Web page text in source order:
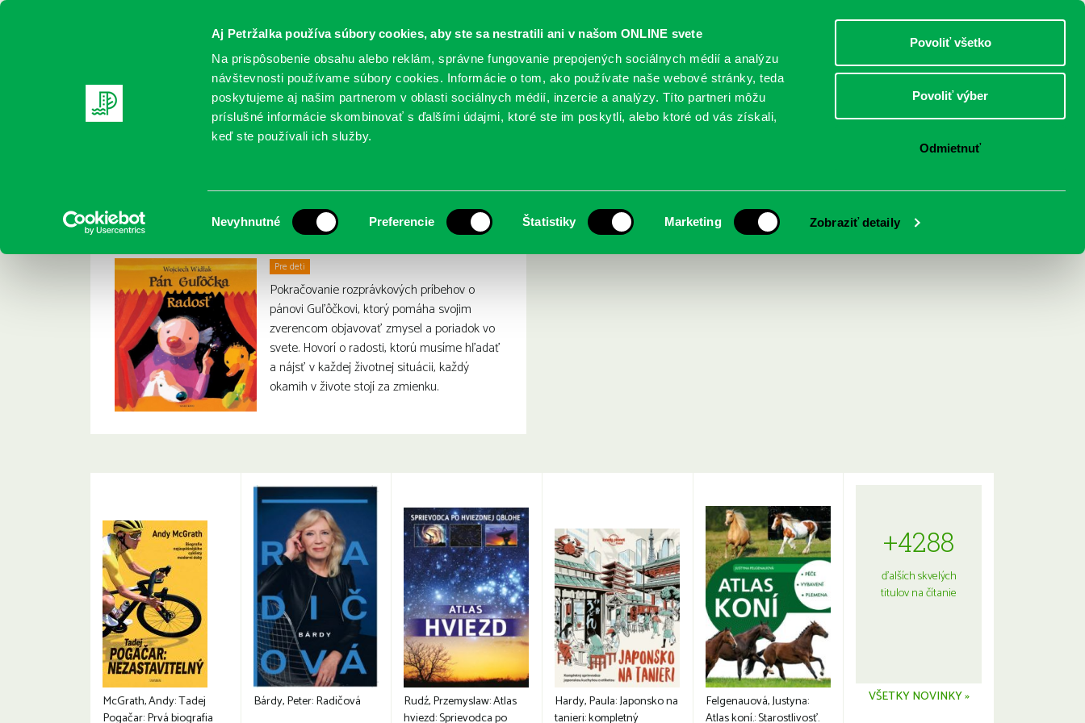
Aj Petržalka používa súbory cookies, aby ste sa nestratili ani v našom ONLINE svete
Na prispôsobenie obsahu alebo reklám, správne fungovanie prepojených sociálnych médií a analýzu
návštevnosti používame súbory cookies. Informácie o tom, ako používate naše webové stránky, teda
poskytujeme aj našim partnerom v oblasti sociálnych médií, inzercie a analýzy. Títo partneri môžu
príslušné informácie skombinovať s ďalšími údajmi, ktoré ste im poskytli, alebo ktoré od vás získali,
keď ste používali ich služby.
súhlasu
Nevyhnutné Preferencie Štatistiky Marketing Zobraziť detaily
Povoliť všetko
Povoliť výber
Odmietnuť
DOSPELÍ
REGISTRUJTE SA ONLINE KATALÓGY SLUŽBY PODUJATIA POBOČKY O KNIŽNICI
Widlak, Wojciech: Pán Guľôčka : radosť
Pre deti
Pokračovanie rozprávkových príbehov o
pánovi Guľôčkovi, ktorý pomáha svojim
zverencom objavovať zmysel a poriadok vo
svete. Hovorí o radosti, ktorú musíme hľadať
a nájsť v každej životnej situácii, každý
okamih v živote stojí za zmienku.
McGrath, Andy: Tadej
Pogačar: Prvá biografia
Bárdy, Peter: Radičová
Rudź, Przemyslaw: Atlas
hviezd: Sprievodca po
Hardy, Paula: Japonsko na
tanieri: kompletný
Felgenauová, Justyna:
Atlas koní.: Starostlivosť.
+4288
ďalších skvelých
titulov na čítanie
VŠETKY NOVINKY »